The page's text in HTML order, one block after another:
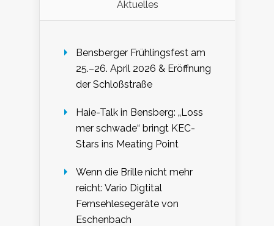
Aktuelles
Bensberger Frühlingsfest am
25.–26. April 2026 & Eröffnung
der Schloßstraße
Haie-Talk in Bensberg: „Loss
mer schwade“ bringt KEC-
Stars ins Meating Point
Wenn die Brille nicht mehr
reicht: Vario Digtital
Fernsehlesegeräte von
Eschenbach